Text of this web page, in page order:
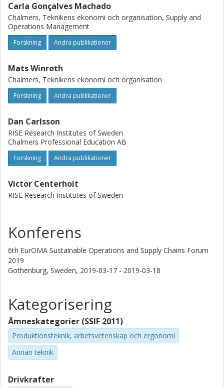
Carla Gonçalves Machado
Chalmers, Teknikens ekonomi och organisation, Supply and
Operations Management
Forskning Andra publikationer
Mats Winroth
Chalmers, Teknikens ekonomi och organisation
Forskning Andra publikationer
Dan Carlsson
RISE Research Institutes of Sweden
Chalmers Professional Education AB
Forskning Andra publikationer
Victor Centerholt
RISE Research Institutes of Sweden
Konferens
6th EurOMA Sustainable Operations and Supply Chains Forum
2019
Gothenburg, Sweden, 2019-03-17 - 2019-03-18
Kategorisering
Ämneskategorier (SSIF 2011)
Produktionsteknik, arbetsvetenskap och ergonomi
Annan teknik
Drivkrafter